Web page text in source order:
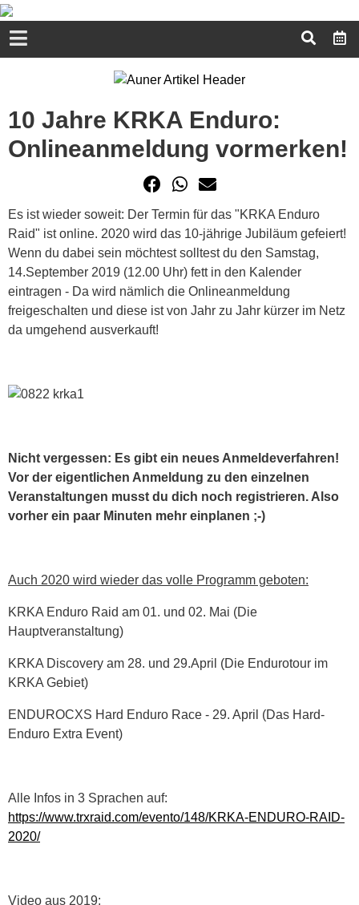
10 Jahre KRKA Enduro:
Onlineanmeldung vormerken!
Es ist wieder soweit: Der Termin für das "KRKA Enduro
Raid" ist online. 2020 wird das 10-jährige Jubiläum gefeiert!
Wenn du dabei sein möchtest solltest du den Samstag,
14.September 2019 (12.00 Uhr) fett in den Kalender
eintragen - Da wird nämlich die Onlineanmeldung
freigeschalten und diese ist von Jahr zu Jahr kürzer im Netz
da umgehend ausverkauft!
Nicht vergessen: Es gibt ein neues Anmeldeverfahren!
Vor der eigentlichen Anmeldung zu den einzelnen
Veranstaltungen musst du dich noch registrieren. Also
vorher ein paar Minuten mehr einplanen ;-)
Auch 2020 wird wieder das volle Programm geboten:
KRKA Enduro Raid am 01. und 02. Mai (Die
Hauptveranstaltung)
KRKA Discovery am 28. und 29.April (Die Endurotour im
KRKA Gebiet)
ENDUROCXS Hard Enduro Race - 29. April (Das Hard-
Enduro Extra Event)
Alle Infos in 3 Sprachen auf:
https://www.trxraid.com/evento/148/KRKA-ENDURO-RAID-
2020/
Video aus 2019: